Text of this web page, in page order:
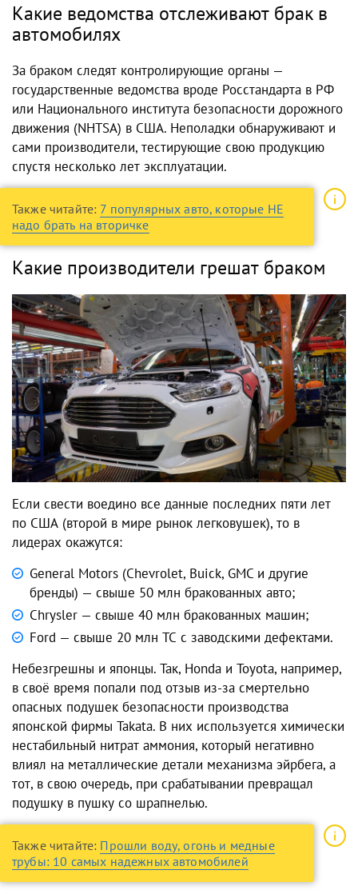
Какие ведомства отслеживают брак в
автомобилях
За браком следят контролирующие органы —
государственные ведомства вроде Росстандарта в РФ
или Национального института безопасности дорожного
движения (NHTSA) в США. Неполадки обнаруживают и
сами производители, тестирующие свою продукцию
спустя несколько лет эксплуатации.
Также читайте: 7 популярных авто, которые НЕ
надо брать на вторичке
Какие производители грешат браком
Если свести воедино все данные последних пяти лет
по США (второй в мире рынок легковушек), то в
лидерах окажутся:
General Motors (Chevrolet, Buick, GMC и другие
бренды) — свыше 50 млн бракованных авто;
Chrysler — свыше 40 млн бракованных машин;
Ford — свыше 20 млн ТС с заводскими дефектами.
Небезгрешны и японцы. Так, Honda и Toyota, например,
в своё время попали под отзыв из-за смертельно
опасных подушек безопасности производства
японской фирмы Takata. В них используется химически
нестабильный нитрат аммония, который негативно
влиял на металлические детали механизма эйрбега, а
тот, в свою очередь, при срабатывании превращал
подушку в пушку со шрапнелью.
Также читайте: Прошли воду, огонь и медные
трубы: 10 самых надежных автомобилей